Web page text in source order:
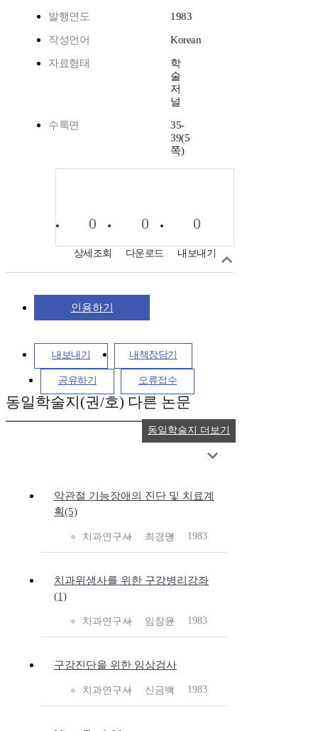
발행연도 1983
작성언어 Korean
자료형태
학
술
저
널
수록면
35-
39(5
쪽)
0
상세조회
0
다운로드
0
내보내기
인용하기
내보내기 내책장담기
공유하기 오류접수
동일학술지(권/호) 다른 논문
악관절 기능장애의 진단 및 치료계
획(5)
치과연구사 최경명 1983
치과위생사를 위한 구강병리강좌
(1)
치과연구사 임창윤 1983
구강진단을 위한 임상검사
치과연구사 신금백 1983
동일학술지 더보기